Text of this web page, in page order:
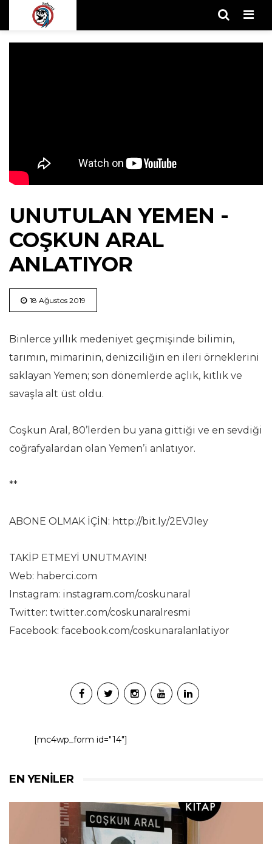
UNUTULAN YEMEN -
COŞKUN ARAL
ANLATIYOR
18 Ağustos 2019
Binlerce yıllık medeniyet geçmişinde bilimin,
tarımın, mimarinin, denizciliğin en ileri örneklerini
saklayan Yemen; son dönemlerde açlık, kıtlık ve
savaşla alt üst oldu.
Coşkun Aral, 80’lerden bu yana gittiği ve en sevdiği
coğrafyalardan olan Yemen’i anlatıyor.
**
ABONE OLMAK İÇİN: http://bit.ly/2EVJley
TAKİP ETMEYİ UNUTMAYIN!
Web: haberci.com
Instagram: instagram.com/coskunaral
Twitter: twitter.com/coskunaralresmi
Facebook: facebook.com/coskunaralanlatiyor
[mc4wp_form id="14"]
EN YENILER